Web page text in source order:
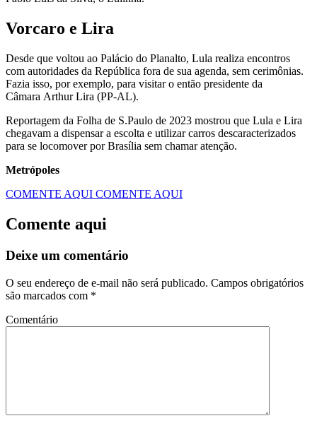
Vorcaro e Lira
Desde que voltou ao Palácio do Planalto, Lula realiza encontros
com autoridades da República fora de sua agenda, sem cerimônias.
Fazia isso, por exemplo, para visitar o então presidente da
Câmara Arthur Lira (PP-AL).
Reportagem da Folha de S.Paulo de 2023 mostrou que Lula e Lira
chegavam a dispensar a escolta e utilizar carros descaracterizados
para se locomover por Brasília sem chamar atenção.
Metrópoles
COMENTE AQUI COMENTE AQUI
Comente aqui
Deixe um comentário
O seu endereço de e-mail não será publicado. Campos obrigatórios
são marcados com *
Comentário